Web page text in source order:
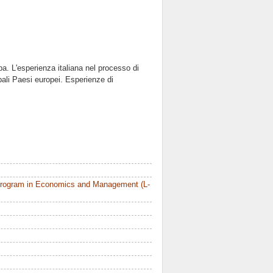
L'esperienza italiana nel processo di
Paesi europei. Esperienze di
in Economics and Management (L-